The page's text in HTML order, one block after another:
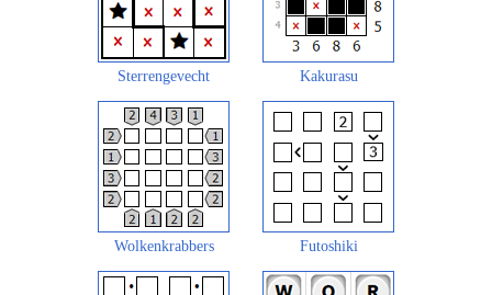
Sterrengevecht Kakurasu
Wolkenkrabbers Futoshiki